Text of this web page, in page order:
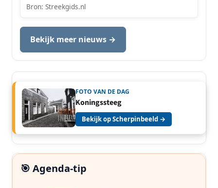
Bron: Streekgids.nl
Bekijk meer nieuws →
FOTO VAN DE DAG
Koningssteeg
Bekijk op Scherpinbeeld →
🎯 Agenda-tip